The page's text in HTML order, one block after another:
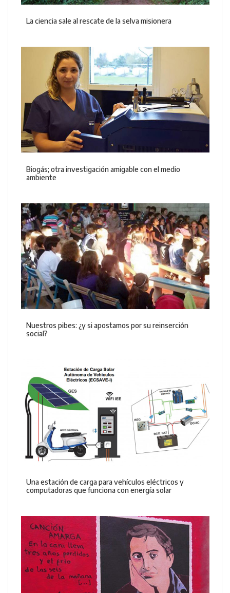
La ciencia sale al rescate de la selva misionera
Biogás; otra investigación amigable con el medio
ambiente
Nuestros pibes: ¿y si apostamos por su reinserción
social?
Una estación de carga para vehículos eléctricos y
computadoras que funciona con energía solar